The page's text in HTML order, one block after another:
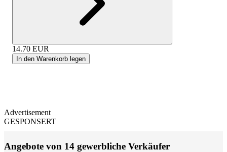
14.70 EUR
In den Warenkorb legen
Advertisement
GESPONSERT
Angebote von 14 gewerbliche Verkäufer